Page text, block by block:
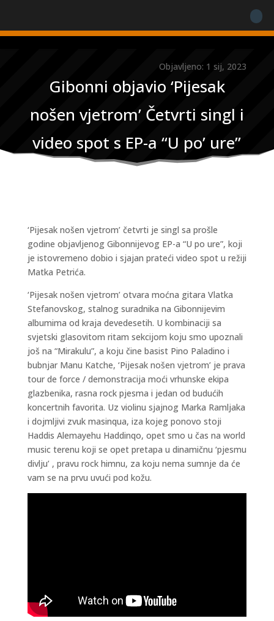
Objavljeno: 1 sij, 2023
Gibonni objavio ‘Pijesak
nošen vjetrom’ Četvrti singl i
video spot s EP-a “U po’ ure”
‘Pijesak nošen vjetrom’ četvrti je singl sa prošle
godine objavljenog Gibonnijevog EP-a “U po ure”, koji
je istovremeno dobio i sjajan prateći video spot u režiji
Matka Petrića.
‘Pijesak nošen vjetrom’ otvara moćna gitara Vlatka
Stefanovskog, stalnog suradnika na Gibonnijevim
albumima od kraja devedesetih. U kombinaciji sa
svjetski glasovitom ritam sekcijom koju smo upoznali
još na “Mirakulu”, a koju čine basist Pino Paladino i
bubnjar Manu Katche, ‘Pijesak nošen vjetrom’ je prava
tour de force / demonstracija moći vrhunske ekipa
glazbenika, rasna rock pjesma i jedan od budućih
koncertnih favorita. Uz violinu sjajnog Marka Ramljaka
i dojmljivi zvuk masinqua, iza kojeg ponovo stoji
Haddis Alemayehu Haddinqo, opet smo u čas na world
music terenu koji se opet pretapa u dinamičnu ‘pjesmu
divlju’ , pravu rock himnu, za koju nema sumnje da će
vam se na prvu uvući pod kožu.